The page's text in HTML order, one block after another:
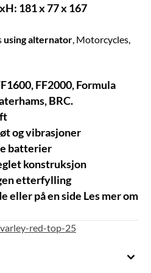
: 181 x 77 x 167
using alternator, Motorcycles,
FF2000, Formula
BRC.
og vibrasjoner
batterier
konstruksjon
etterfylling
eller på en side Les mer om
red-top-25